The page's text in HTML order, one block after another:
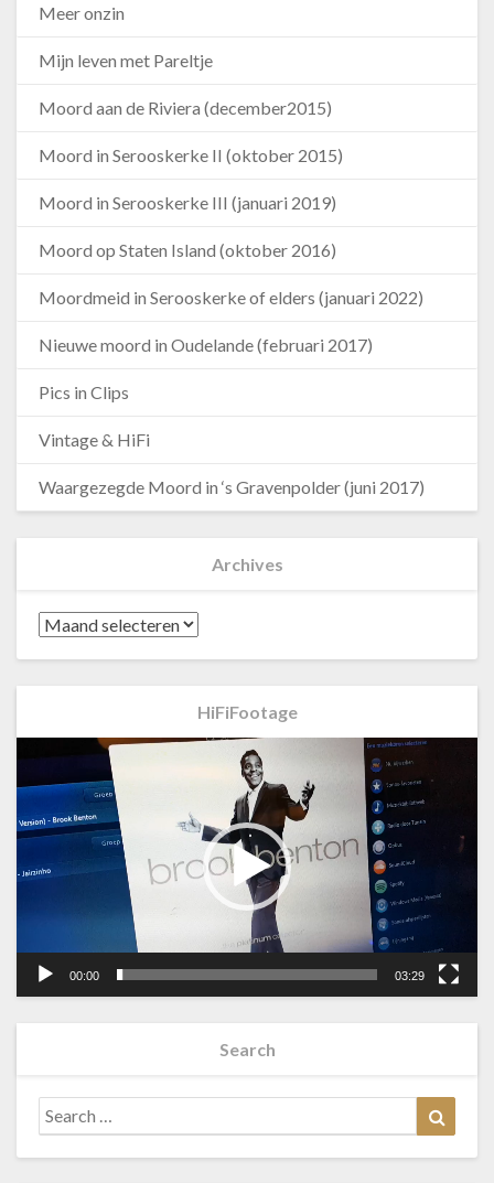
Meer onzin
Mijn leven met Pareltje
Moord aan de Riviera (december2015)
Moord in Serooskerke II (oktober 2015)
Moord in Serooskerke III (januari 2019)
Moord op Staten Island (oktober 2016)
Moordmeid in Serooskerke of elders (januari 2022)
Nieuwe moord in Oudelande (februari 2017)
Pics in Clips
Vintage & HiFi
Waargezegde Moord in ‘s Gravenpolder (juni 2017)
Archives
HiFiFootage
Videospeler
00:00 03:29
Search
Search
for: